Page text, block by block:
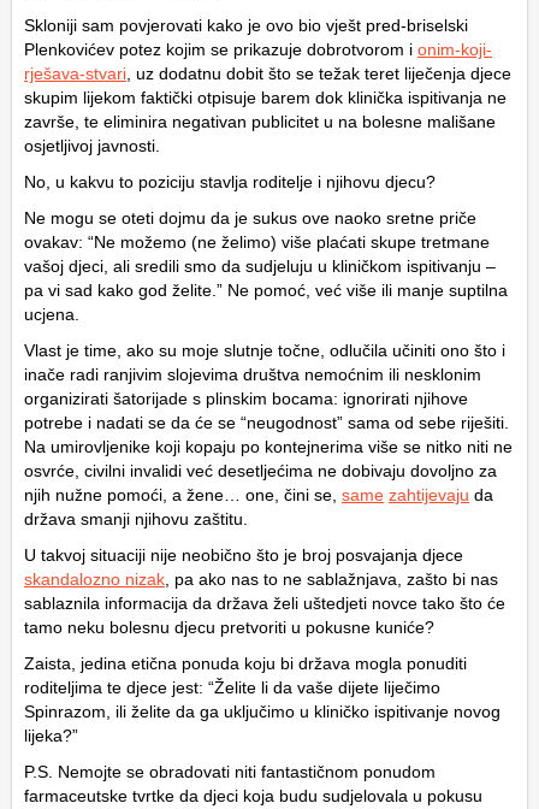
Skloniji sam povjerovati kako je ovo bio vješt pred-briselski
Plenkovićev potez kojim se prikazuje dobrotvorom i onim-koji-
rješava-stvari , uz dodatnu dobit što se težak teret liječenja djece
skupim lijekom faktički otpisuje barem dok klinička ispitivanja ne
završe, te eliminira negativan publicitet u na bolesne mališane
osjetljivoj javnosti.
No, u kakvu to poziciju stavlja roditelje i njihovu djecu?
Ne mogu se oteti dojmu da je sukus ove naoko sretne priče
ovakav: “Ne možemo (ne želimo) više plaćati skupe tretmane
vašoj djeci, ali sredili smo da sudjeluju u kliničkom ispitivanju –
pa vi sad kako god želite.” Ne pomoć, već više ili manje suptilna
ucjena.
Vlast je time, ako su moje slutnje točne, odlučila učiniti ono što i
inače radi ranjivim slojevima društva nemoćnim ili nesklonim
organizirati šatorijade s plinskim bocama: ignorirati njihove
potrebe i nadati se da će se “neugodnost” sama od sebe riješiti.
Na umirovljenike koji kopaju po kontejnerima više se nitko niti ne
osvrće, civilni invalidi već desetljećima ne dobivaju dovoljno za
njih nužne pomoći, a žene… one, čini se, same zahtijevaju da
država smanji njihovu zaštitu.
U takvoj situaciji nije neobično što je broj posvajanja djece
skandalozno nizak , pa ako nas to ne sablažnjava, zašto bi nas
sablaznila informacija da država želi uštedjeti novce tako što će
tamo neku bolesnu djecu pretvoriti u pokusne kuniće?
Zaista, jedina etična ponuda koju bi država mogla ponuditi
roditeljima te djece jest: “Želite li da vaše dijete liječimo
Spinrazom, ili želite da ga uključimo u kliničko ispitivanje novog
lijeka?”
P.S. Nemojte se obradovati niti fantastičnom ponudom
farmaceutske tvrtke da djeci koja budu sudjelovala u pokusu